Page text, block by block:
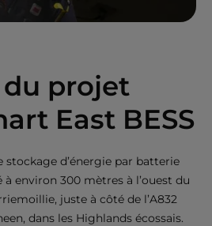
projet
East BESS
d’énergie par batterie
à environ 300 mètres à l’ouest du
juste à côté de l’A832
dans les Highlands écossais.